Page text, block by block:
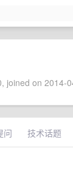
joined on 2014-
问 技术话题